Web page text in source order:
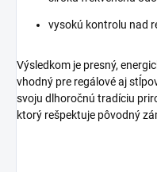
vysokú kontrolu nad
Výsledkom je presný,
vhodný pre regálové aj
svoju dlhoročnú tradíciu
ktorý rešpektuje pôvodný